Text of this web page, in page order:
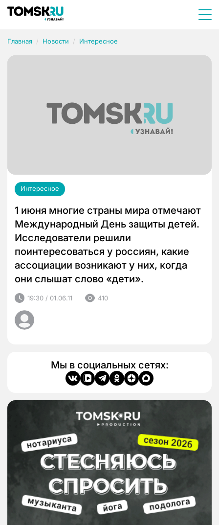
Главная Новости Интересное
Интересное
1 июня многие страны мира отмечают
Международный День защиты детей.
Исследователи решили
поинтересоваться у россиян, какие
ассоциации возникают у них, когда
они слышат слово «дети».
19:30 / 01.06.11 410
Мы в социальных сетях: